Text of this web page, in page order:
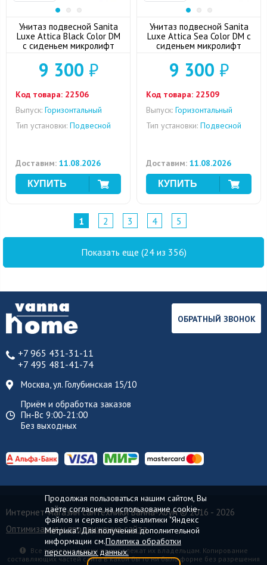
Унитаз подвесной Sanita
Luxe Attica Black Color DM
с сиденьем микролифт
9 300 ₽
Код товара: 22506
Выпуск: Горизонтальный
Тип установки: Подвесной
Доставим: 11.08.2026
Унитаз подвесной Sanita
Luxe Attica Sea Color DM с
сиденьем микролифт
9 300 ₽
Код товара: 22509
Выпуск: Горизонтальный
Тип установки: Подвесной
Доставим: 11.08.2026
1 2 3 4 5
Показать еще (24 из 356)
+7 965 431-31-11
+7 495 481-41-74
Москва, ул. Голубинская 15/10
Приём и обработка заказов
Пн-Вс 9:00-21:00
Без выходных
ОБРАТНЫЙ ЗВОНОК
Интернет-магазин сантехники Ванна-Хоум© 2016 - 2026
Оптимизация и продвижение сайта
Все торговые марки принадлежат их владельцам. Копирование
составляющих частей сайта в какой бы то ни было форме без разрешения
Продолжая пользоваться нашим сайтом, Вы
даёте согласие на использование cookie-
файлов и сервиса веб-аналитики "Яндекс
Метрика". Для получения дополнительной
информации см.Политика обработки
персональных данных.